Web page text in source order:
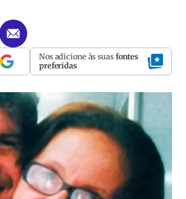
Nos adicione às suas fontes
preferidas